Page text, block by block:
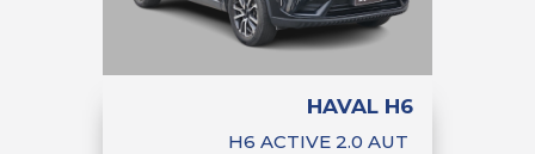
HAVAL H6
H6 ACTIVE 2.0 AUT